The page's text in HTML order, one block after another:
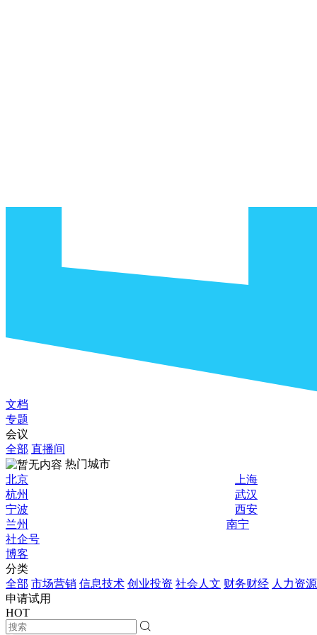
文档
专题
会议
全部 直播间
热门城市
北京
上海
杭州
武汉
宁波
西安
兰州
南宁
社企号
博客
分类
全部 市场营销 信息技术 创业投资 社会人文 财务财经 人力资源
申请试用
HOT